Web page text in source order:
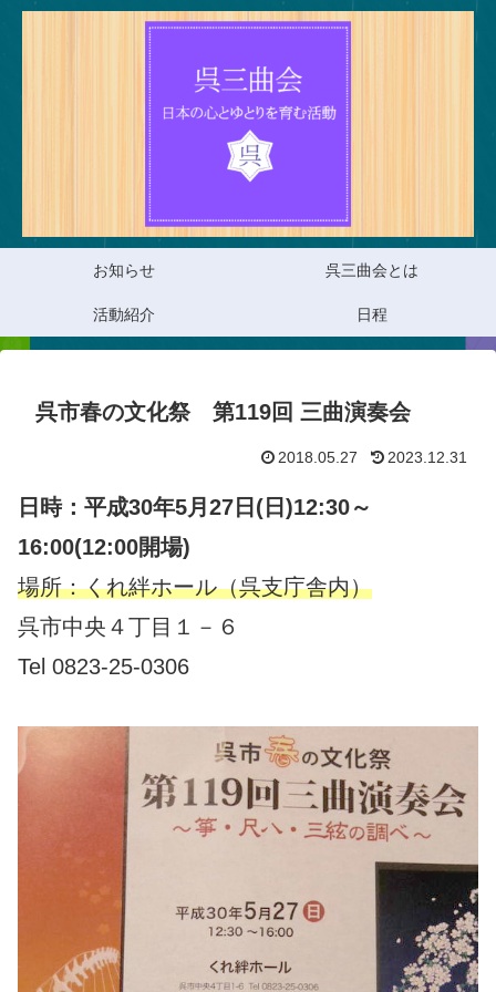
お知らせ 呉三曲会とは
活動紹介 日程
呉市春の文化祭 第119回 三曲演奏会
2018.05.27 2023.12.31
日時：平成30年5月27日(日)12:30～
16:00(12:00開場)
場所：くれ絆ホール（呉支庁舎内）
呉市中央４丁目１－６
Tel 0823-25-0306